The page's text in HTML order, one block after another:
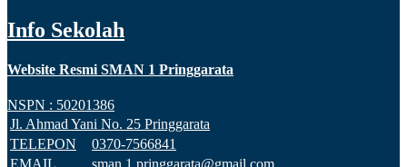
Info Sekolah
Website Resmi SMAN 1 Pringgarata
NSPN : 50201386
Jl. Ahmad Yani No. 25 Pringgarata
TELEPON
0370-7566841